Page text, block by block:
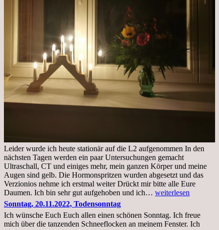
Leider wurde ich heute stationär auf die L2 aufgenommen In den
nächsten Tagen werden ein paar Untersuchungen gemacht
Ultraschall, CT und einiges mehr, mein ganzen Körper und meine
Augen sind gelb. Die Hormonspritzen wurden abgesetzt und das
Verzionios nehme ich erstmal weiter Drückt mir bitte alle Eure
Daumen. Ich bin sehr gut aufgehoben und ich… Mittwoch.
Krankenhaus
stationär
weiterlesen
Sonntag, 20.11.2022, Todensonntag
Ich wünsche Euch Euch allen einen schönen Sonntag. Ich freue
mich über die tanzenden Schneeflocken an meinem Fenster. Ich